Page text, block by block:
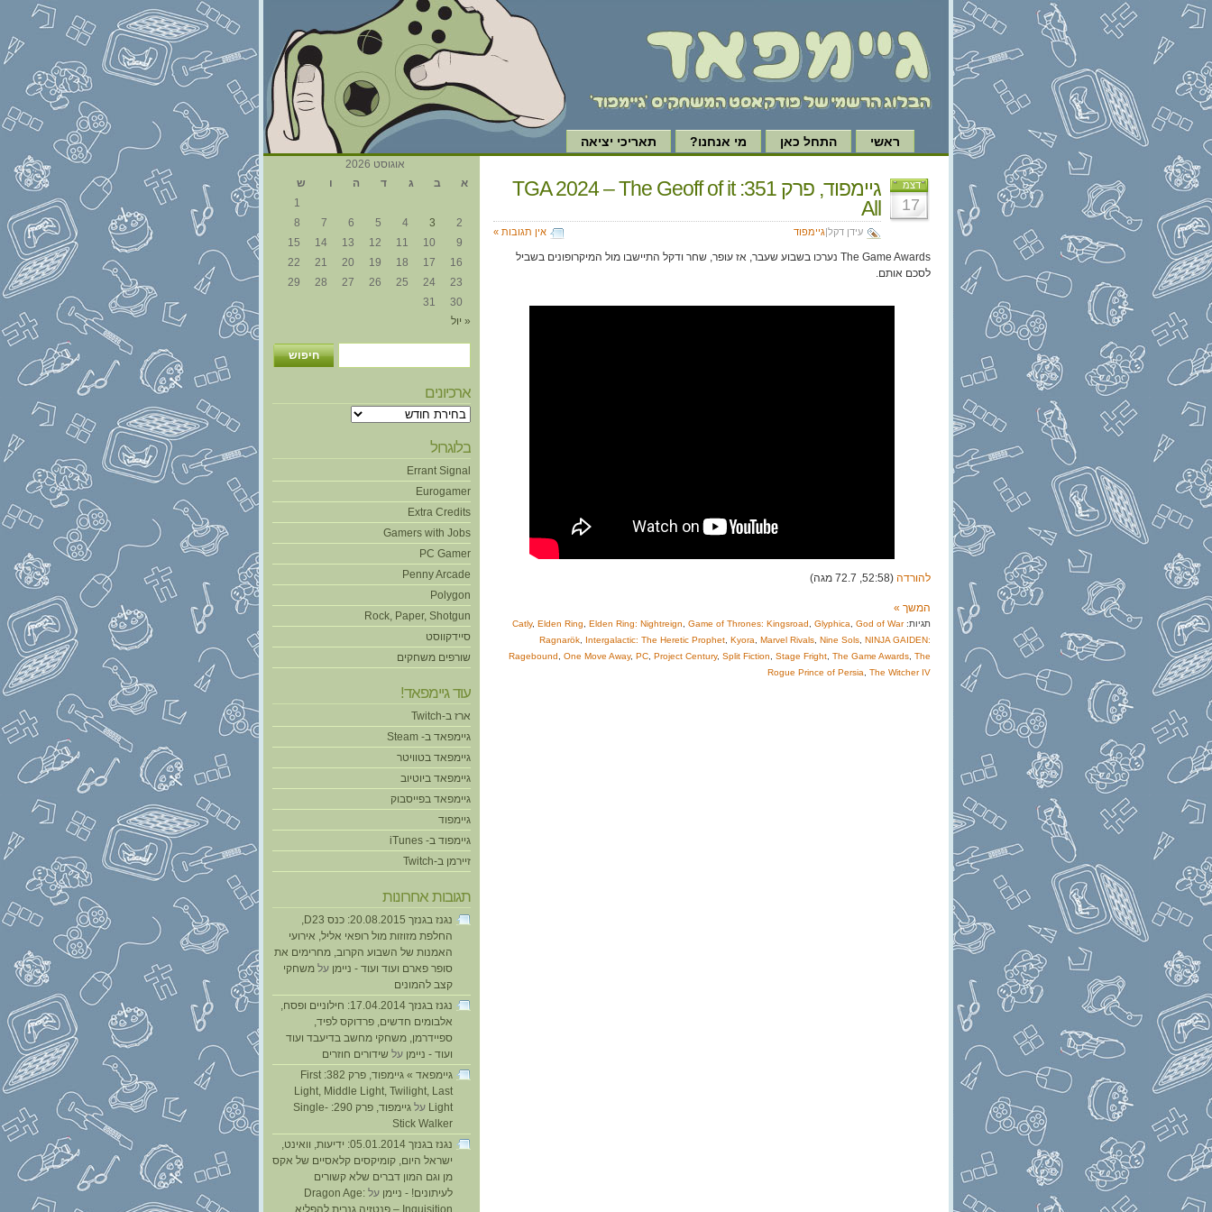
ראשי התחל כאן מי אנחנו? תאריכי יציאה
דצמ
17
גיימפוד, פרק 351: TGA 2024 – The Geoff of it
All
עידן דקל|גיימפוד אין תגובות »
The Game Awards נערכו בשבוע שעבר, אז עופר, שחר ודקל התיישבו מול המיקרופונים בשביל
לסכם אותם.
להורדה (52:58, 72.7 מגה)
המשך »
תגיות: Catly, Elden Ring Elden Ring: Nightreign Game of Thrones: Kingsroad Glyphica
God of War
Ragnarök
Intergalactic: The Heretic Prophet Kyora Marvel Rivals Nine Sols NINJA GAIDEN:
Ragebound
One Move Away, PC Project Century, Split Fiction Stage Fright The Game Awards The
Rogue Prince of Persia
The Witcher IV
אוגוסט 2026
א
ב ג ד ה ו
ש
1
2
3
4
5
6
7
8
9
10
11
12
13
14
15
16
17
18
19
20
21
22
23
24
25
26
27
28
29
30
31
« יול
ארכיונים
ארכיונים
בלוגרול
Errant Signal
Eurogamer
Extra Credits
Gamers with Jobs
PC Gamer
Penny Arcade
Polygon
Rock, Paper, Shotgun
סיידקווסט
שורפים משחקים
עוד גיימפאד!
ארז ב-Twitch
גיימפאד ב- Steam
גיימפאד בטוויטר
גיימפאד ביוטיוב
גיימפאד בפייסבוק
גיימפוד
גיימפוד ב- iTunes
זיירמן ב-Twitch
תגובות אחרונות
נגנז בגנזך 20.08.2015: כנס D23,
החלפת מזוזות מול רופאי אליל, אירועי
האמנות של השבוע הקרוב, מחרימים את
סופר פארם ועוד ועוד - ניימן על משחקי
קצב להמונים
נגנז בגנזך 17.04.2014: חילוניים ופסח,
אלבומים חדשים, פרדוקס לפיד,
ספיידרמן, משחקי מחשב בדיעבד ועוד
ועוד - ניימן על שידורים חוזרים
גיימפאד » גיימפוד, פרק 382: First
Light, Middle Light, Twilight, Last
Light על
גיימפוד, פרק 290: Single-
Stick Walker
נגנז בגנזך 05.01.2014: ידיעות, וואינט,
ישראל היום, קומיקסים קלאסיים של אקס
מן וגם המון דברים שלא קשורים
לעיתונים! - ניימן על Dragon Age:
Inquisition – פנטזיה גנרית להפליא